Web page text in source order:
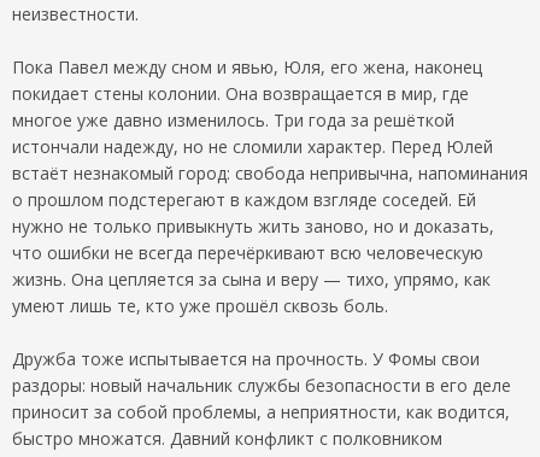
неизвестности.
Пока Павел между сном и явью, Юля, его жена, наконец
покидает стены колонии. Она возвращается в мир, где
многое уже давно изменилось. Три года за решёткой
истончали надежду, но не сломили характер. Перед Юлей
встаёт незнакомый город: свобода непривычна, напоминания
о прошлом подстерегают в каждом взгляде соседей. Ей
нужно не только привыкнуть жить заново, но и доказать,
что ошибки не всегда перечёркивают всю человеческую
жизнь. Она цепляется за сына и веру — тихо, упрямо, как
умеют лишь те, кто уже прошёл сквозь боль.
Дружба тоже испытывается на прочность. У Фомы свои
раздоры: новый начальник службы безопасности в его деле
приносит за собой проблемы, а неприятности, как водится,
быстро множатся. Давний конфликт с полковником